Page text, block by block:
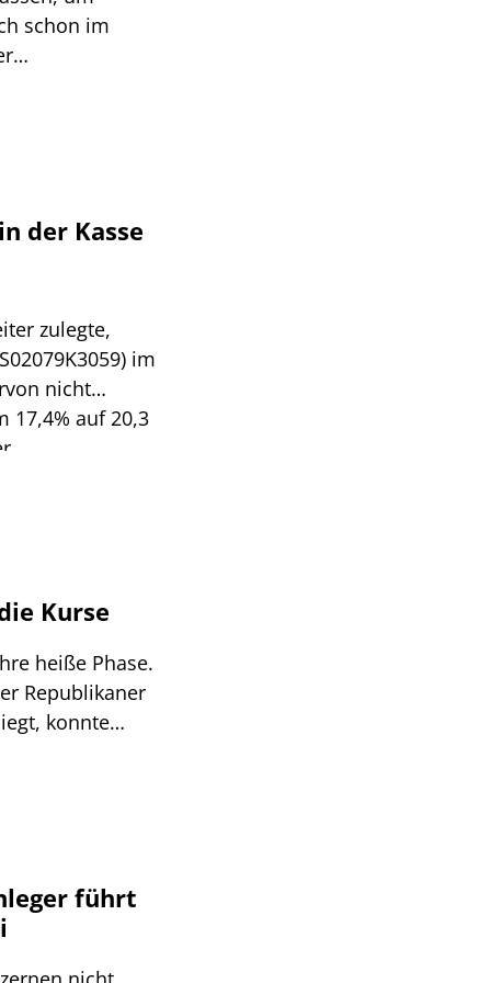
schon im
der Kasse
zulegte,
im
nicht
17,4% auf 20,3
Kurse
heiße Phase.
Republikaner
konnte
werden.
die Hoffnung
460
führt